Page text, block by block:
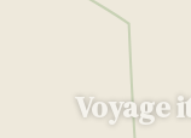
Voyage